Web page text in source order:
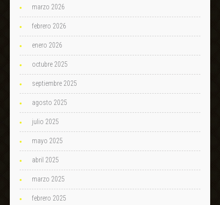
marzo 2026
febrero 2026
enero 2026
octubre 2025
septiembre 2025
agosto 2025
julio 2025
mayo 2025
abril 2025
marzo 2025
febrero 2025